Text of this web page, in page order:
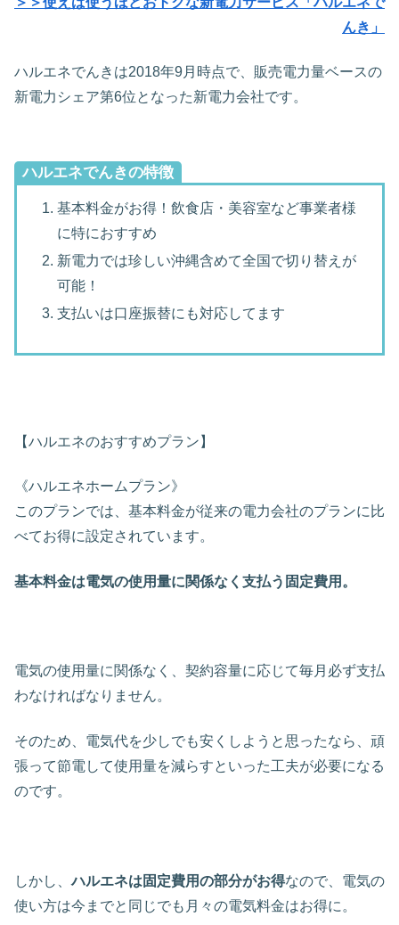
んき」
ハルエネでんきは2018年9月時点で、販売電力量ベースの
新電力シェア第6位となった新電力会社です。
ハルエネでんきの特徴
基本料金がお得！飲食店・美容室など事業者様
に特におすすめ
新電力では珍しい沖縄含めて全国で切り替えが
可能！
支払いは口座振替にも対応してます
【ハルエネのおすすめプラン】
《ハルエネホームプラン》
このプランでは、基本料金が従来の電力会社のプランに比
べてお得に設定されています。
基本料金は電気の使用量に関係なく支払う固定費用。
電気の使用量に関係なく、契約容量に応じて毎月必ず支払
わなければなりません。
そのため、電気代を少しでも安くしようと思ったなら、頑
張って節電して使用量を減らすといった工夫が必要になる
のです。
しかし、ハルエネは固定費用の部分がお得なので、電気の
使い方は今までと同じでも月々の電気料金はお得に。